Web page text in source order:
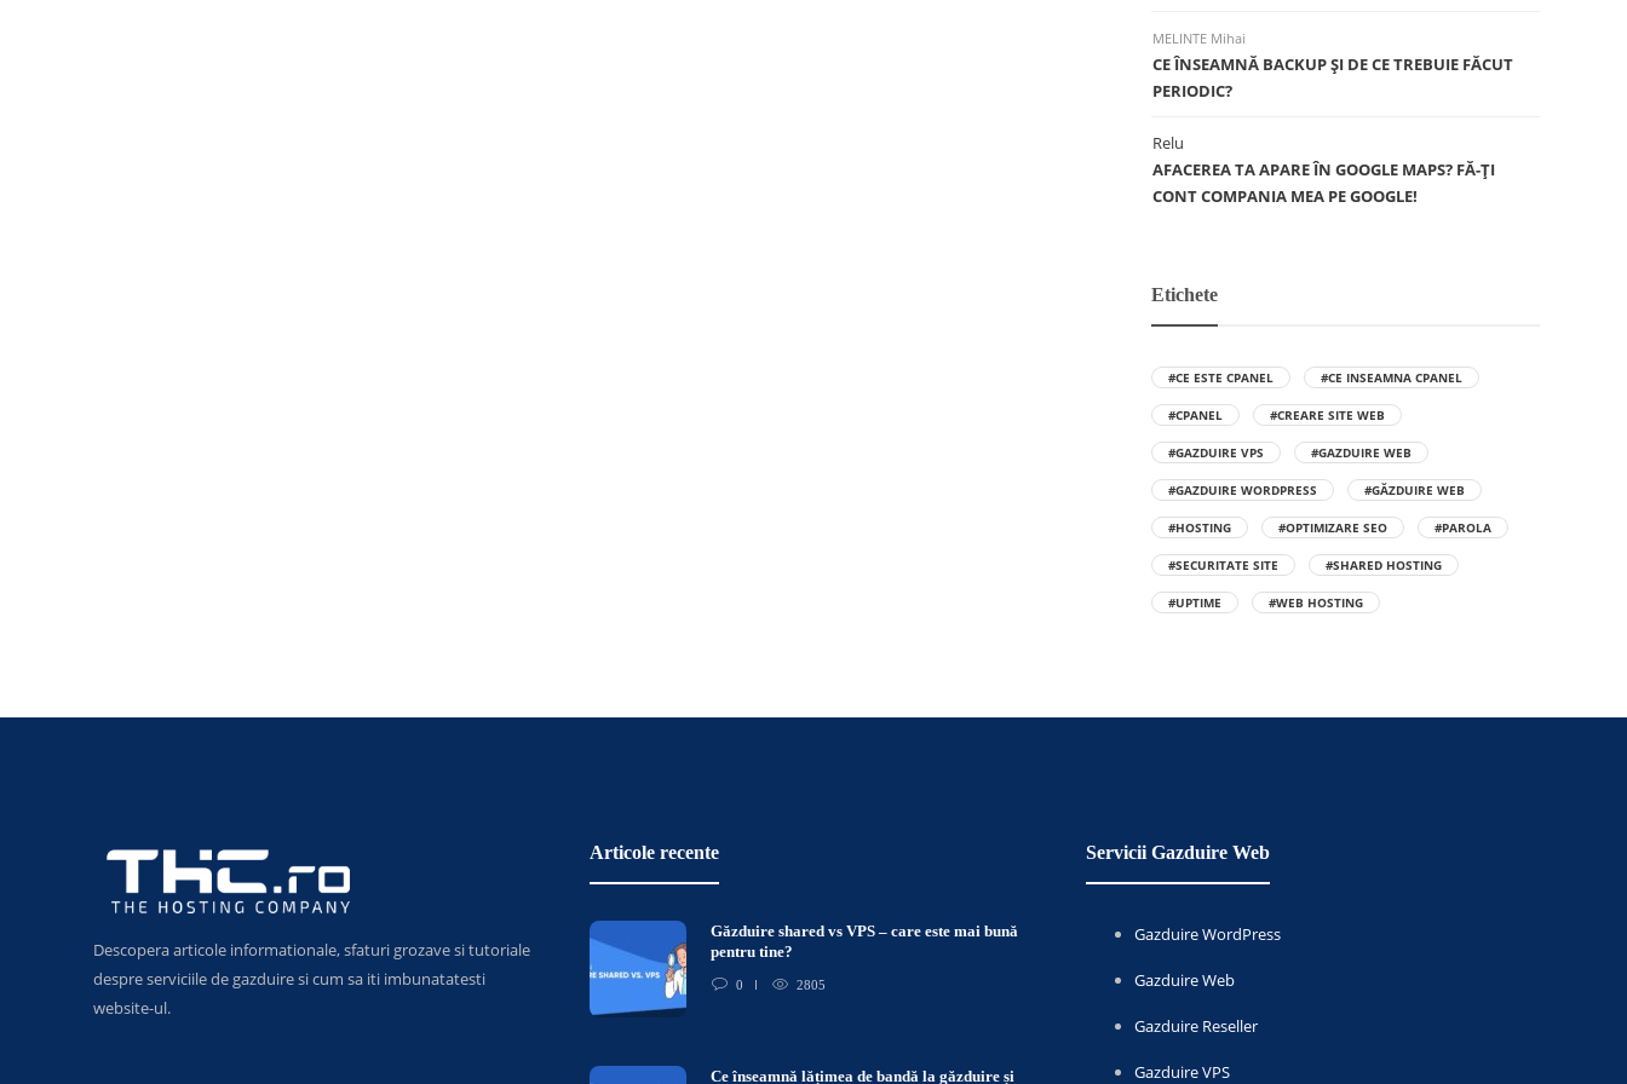
MELINTE Mihai
CE ÎNSEAMNĂ BACKUP ŞI DE CE TREBUIE FĂCUT
PERIODIC?
Relu
AFACEREA TA APARE ÎN GOOGLE MAPS? FĂ-ȚI
CONT COMPANIA MEA PE GOOGLE!
Etichete
#CE ESTE CPANEL #CE INSEAMNA CPANEL
#CPANEL #CREARE SITE WEB
#GAZDUIRE VPS #GAZDUIRE WEB
#GAZDUIRE WORDPRESS #GĂZDUIRE WEB
#HOSTING #OPTIMIZARE SEO #PAROLA
#SECURITATE SITE #SHARED HOSTING
#UPTIME #WEB HOSTING
Descopera articole informationale, sfaturi grozave si tutoriale
despre serviciile de gazduire si cum sa iti imbunatatesti
website-ul.
Articole recente
Găzduire shared vs VPS – care este mai bună
pentru tine?
0 2805
Ce înseamnă lățimea de bandă la găzduire și
Servicii Gazduire Web
Gazduire WordPress
Gazduire Web
Gazduire Reseller
Gazduire VPS